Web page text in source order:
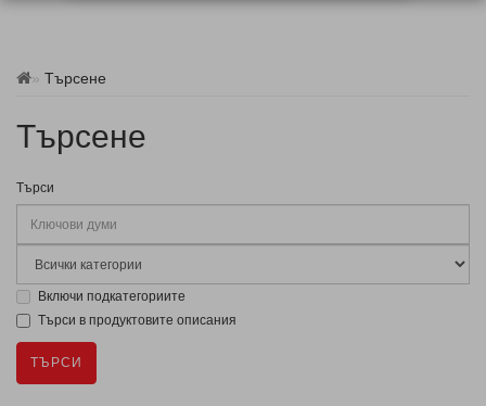
Търсене
Търсене
Търси
Включи подкатегориите
Търси в продуктовите описания